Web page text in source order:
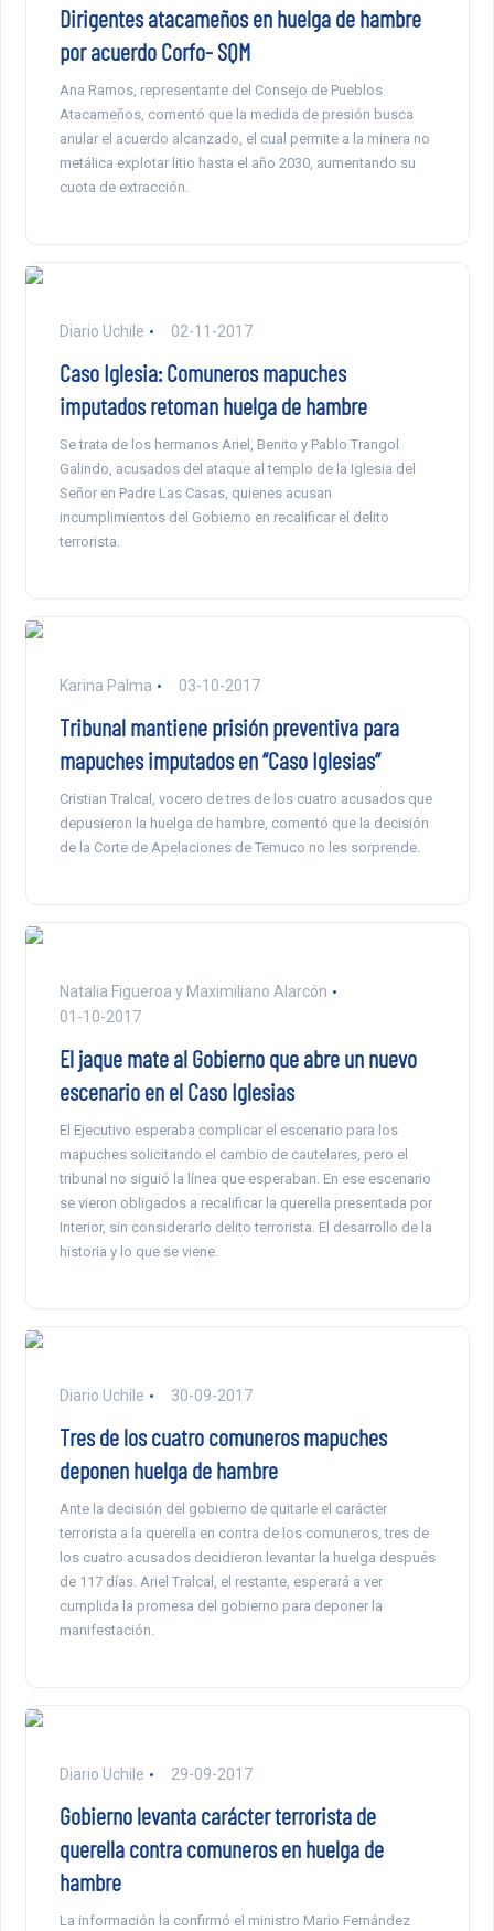
Dirigentes atacameños en huelga de hambre
por acuerdo Corfo- SQM
Ana Ramos, representante del Consejo de Pueblos
Atacameños, comentó que la medida de presión busca
anular el acuerdo alcanzado, el cual permite a la minera no
metálica explotar litio hasta el año 2030, aumentando su
cuota de extracción.
Diario Uchile 02-11-2017
Caso Iglesia: Comuneros mapuches
imputados retoman huelga de hambre
Se trata de los hermanos Ariel, Benito y Pablo Trangol
Galindo, acusados del ataque al templo de la Iglesia del
Señor en Padre Las Casas, quienes acusan
incumplimientos del Gobierno en recalificar el delito
terrorista.
Karina Palma 03-10-2017
Tribunal mantiene prisión preventiva para
mapuches imputados en “Caso Iglesias”
Cristian Tralcal, vocero de tres de los cuatro acusados que
depusieron la huelga de hambre, comentó que la decisión
de la Corte de Apelaciones de Temuco no les sorprende.
Natalia Figueroa y Maximiliano Alarcón
01-10-2017
El jaque mate al Gobierno que abre un nuevo
escenario en el Caso Iglesias
El Ejecutivo esperaba complicar el escenario para los
mapuches solicitando el cambio de cautelares, pero el
tribunal no siguió la línea que esperaban. En ese escenario
se vieron obligados a recalificar la querella presentada por
Interior, sin considerarlo delito terrorista. El desarrollo de la
historia y lo que se viene.
Diario Uchile 30-09-2017
Tres de los cuatro comuneros mapuches
deponen huelga de hambre
Ante la decisión del gobierno de quitarle el carácter
terrorista a la querella en contra de los comuneros, tres de
los cuatro acusados decidieron levantar la huelga después
de 117 días. Ariel Tralcal, el restante, esperará a ver
cumplida la promesa del gobierno para deponer la
manifestación.
Diario Uchile 29-09-2017
Gobierno levanta carácter terrorista de
querella contra comuneros en huelga de
hambre
La información la confirmó el ministro Mario Fernández